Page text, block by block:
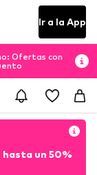
Ir a la App
Ofertas con
hasta un 50%